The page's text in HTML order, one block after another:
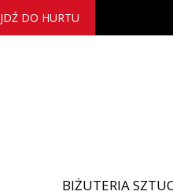
DO HURTU
BIŻUTERIA